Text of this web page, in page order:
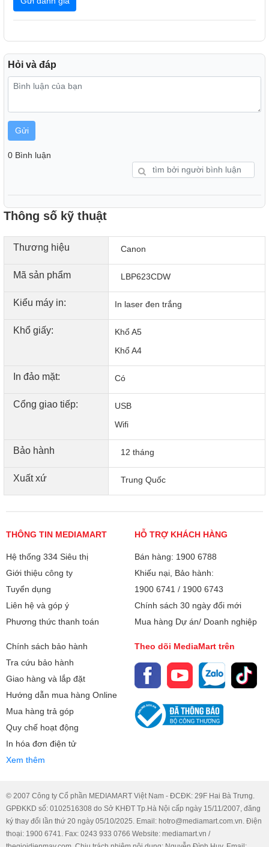
hiện tại của doanh nghiệp hoặc văn phòng.
Hỏi và đáp
Gửi
0 Bình luận
Thông số kỹ thuật
Thương hiệu Canon
Mã sản phẩm LBP623CDW
Kiểu máy in: In laser đen trắng
Khổ giấy:
Khổ A5
Khổ A4
In đảo mặt: Có
Cổng giao tiếp:
USB
Wifi
Bảo hành 12 tháng
Xuất xứ Trung Quốc
THÔNG TIN MEDIAMART
Hệ thống 334 Siêu thị
Giới thiệu công ty
Tuyển dụng
Liên hệ và góp ý
Phương thức thanh toán
HỖ TRỢ KHÁCH HÀNG
Bán hàng: 1900 6788
Khiếu nại, Bảo hành:
1900 6741 / 1900 6743
Chính sách 30 ngày đổi mới
Mua hàng Dự án/ Doanh nghiệp
Chính sách bảo hành
Tra cứu bảo hành
Giao hàng và lắp đặt
Hướng dẫn mua hàng Online
Mua hàng trả góp
Quy chế hoạt động
In hóa đơn điện tử
Xem thêm
Theo dõi MediaMart trên
© 2007 Công ty Cổ phần MEDIAMART Việt Nam - ĐCĐK: 29F Hai Bà Trưng.
GPĐKKD số: 0102516308 do Sở KHĐT Tp.Hà Nội cấp ngày 15/11/2007, đăng
ký thay đổi lần thứ 20 ngày 05/10/2025. Email: hotro@mediamart.com.vn. Điện
thoại: 1900 6741. Fax: 0243 933 0766 Website: mediamart.vn /